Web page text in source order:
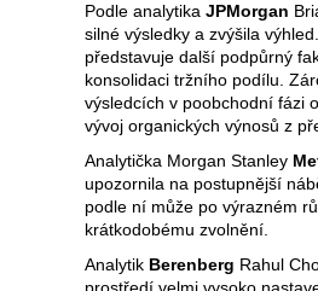
Podle analytika JPMorgan
silné výsledky a zvýšila
představuje další podpůrný
konsolidaci tržního podílu.
výsledcích v poobchodní fázi
vývoj organických výnosů z
Analytička Morgan Stanley
upozornila na postupnější
podle ní může po výrazném
krátkodobému zvolnění.
Analytik Berenberg Rahul